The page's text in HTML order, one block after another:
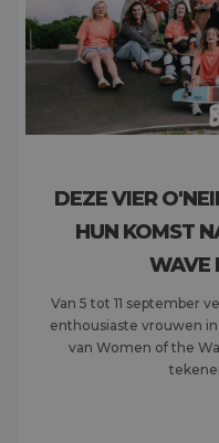
DEZE VIER
HUN KOMST
WAVE
Van 5 tot 11 september
enthousiaste vrouwen
van Women of the